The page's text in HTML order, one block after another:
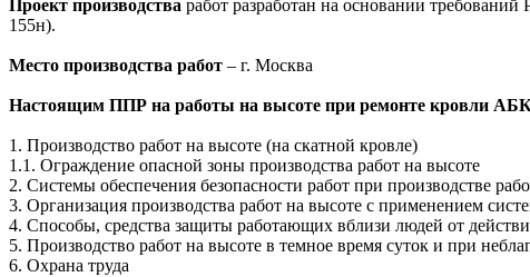
Проект производства работ разработан на основании
155н).
Место производства работ – г. Москва
Настоящим ППР на работы на высоте при ремонте кровли
1. Производство работ на высоте (на скатной кровле)
1.1. Ограждение опасной зоны производства работ на высоте
2. Системы обеспечения безопасности работ при производстве
3. Организация производства работ на высоте с применением
4. Способы, средства защиты работающих вблизи людей от
5. Производство работ на высоте в темное время суток и при
6. Охрана труда